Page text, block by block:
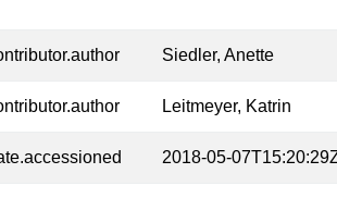
Siedler, Anette
Leitmeyer, Katrin
2018-05-